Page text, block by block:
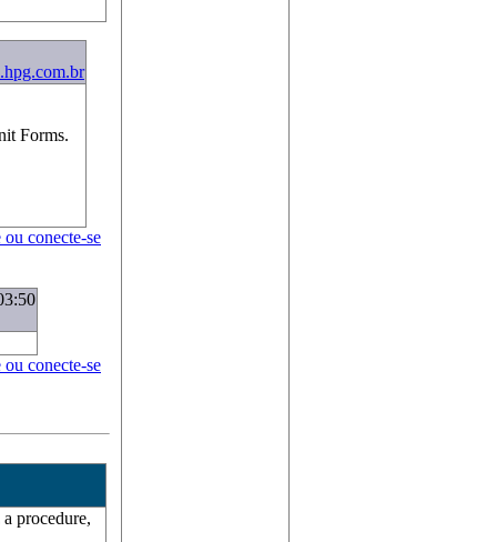
Forms.
ou conecte-se
ou conecte-se
procedure,